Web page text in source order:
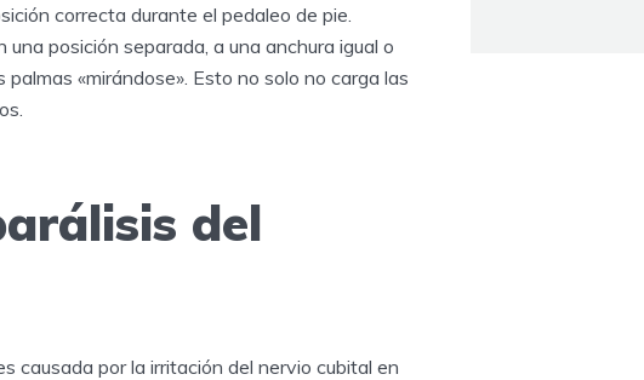
correcta durante el pedaleo de pie.
posición separada, a una anchura igual o
«mirándose». Esto no solo no carga las
del
causada por la irritación del nervio cubital en